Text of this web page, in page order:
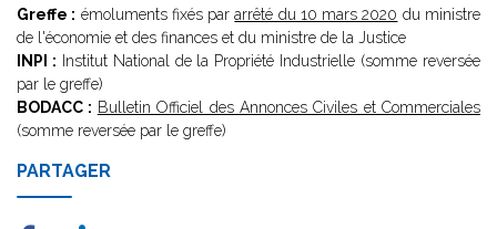
Greffe : émoluments fixés pararrêté du 10 mars 2020 du ministre
de l'économie et des finances et du ministre de la Justice
INPI : Institut National de la Propriété Industrielle (somme reversée
par le greffe)
BODACC : Bulletin Officiel des Annonces Civiles et Commerciales
(somme reversée par le greffe)
PARTAGER